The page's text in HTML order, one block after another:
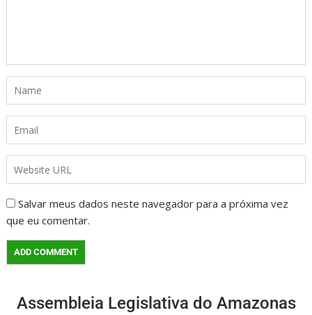
Salvar meus dados neste navegador para a próxima vez
que eu comentar.
Assembleia Legislativa do Amazonas